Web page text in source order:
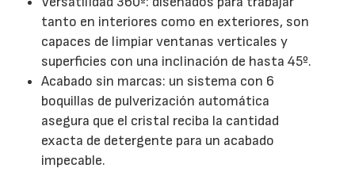
tanto en interiores como en exteriores, son
capaces de limpiar ventanas verticales y
superficies con una inclinación de hasta 45º.
Acabado sin marcas: un sistema con 6
boquillas de pulverización automática
asegura que el cristal reciba la cantidad
exacta de detergente para un acabado
impecable.